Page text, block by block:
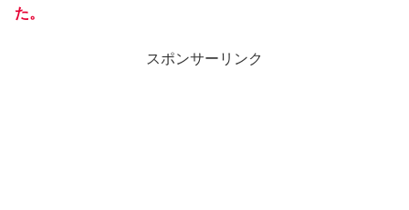
た。
スポンサーリンク